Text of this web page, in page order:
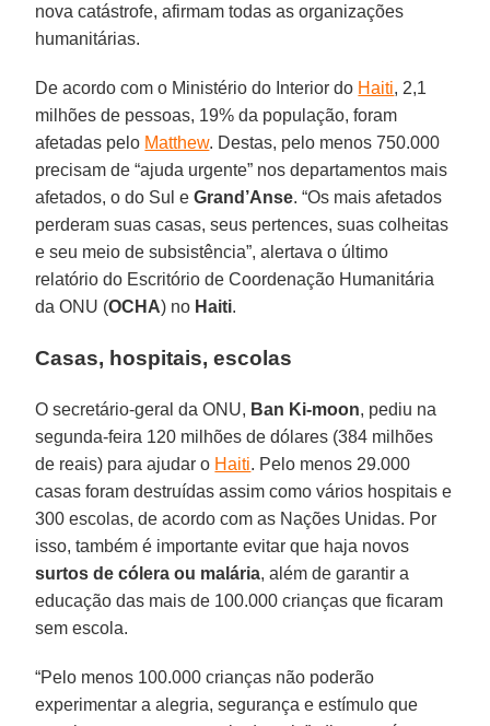
nova catástrofe, afirmam todas as organizações
humanitárias.
De acordo com o Ministério do Interior do Haiti, 2,1
milhões de pessoas, 19% da população, foram
afetadas pelo Matthew. Destas, pelo menos 750.000
precisam de “ajuda urgente” nos departamentos mais
afetados, o do Sul eGrand’Anse. “Os mais afetados
perderam suas casas, seus pertences, suas colheitas
e seu meio de subsistência”, alertava o último
relatório do Escritório de Coordenação Humanitária
da ONU (OCHA) no Haiti.
Casas, hospitais, escolas
O secretário-geral da ONU, Ban Ki-moon, pediu na
segunda-feira 120 milhões de dólares (384 milhões
de reais) para ajudar o Haiti. Pelo menos 29.000
casas foram destruídas assim como vários hospitais e
300 escolas, de acordo com as Nações Unidas. Por
isso, também é importante evitar que haja novos
surtos de cólera ou malária, além de garantir a
educação das mais de 100.000 crianças que ficaram
sem escola.
“Pelo menos 100.000 crianças não poderão
experimentar a alegria, segurança e estímulo que